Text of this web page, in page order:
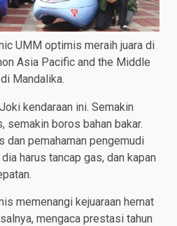
UMM optimis meraih juara di
Asia Pacific and the Middle
Mandalika.
kendaraan ini. Semakin
semakin boros bahan bakar.
dan pemahaman pengemudi
harus tancap gas, dan kapan
memenangi kejuaraan hemat
mengaca prestasi tahun